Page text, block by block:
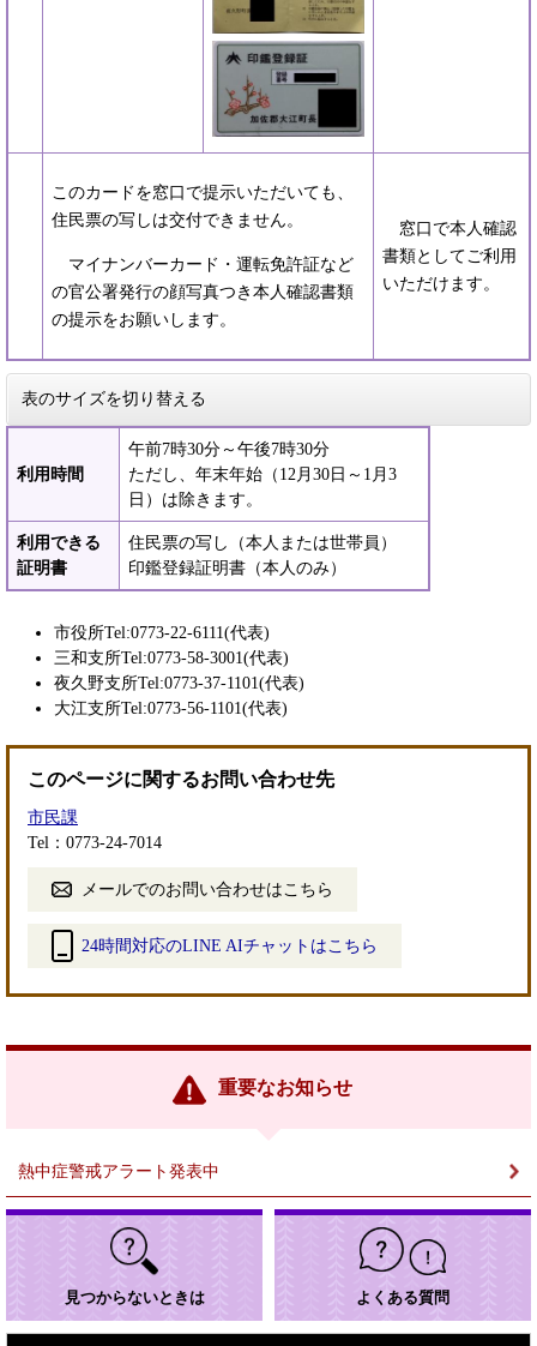
このカードを窓口で提示いただいても、
住民票の写しは交付できません。
マイナンバーカード・運転免許証など
の官公署発行の顔写真つき本人確認書類
の提示をお願いします。
窓口で本人確認
書類としてご利用
いただけます。
表のサイズを切り替える
利用時間
午前7時30分～午後7時30分
ただし、年末年始（12月30日～1月3
日）は除きます。
利用できる
証明書
住民票の写し（本人または世帯員）
印鑑登録証明書（本人のみ）
市役所Tel:0773-22-6111(代表)
三和支所Tel:0773-58-3001(代表)
夜久野支所Tel:0773-37-1101(代表)
大江支所Tel:0773-56-1101(代表)
このページに関するお問い合わせ先
市民課
Tel：0773-24-7014
メールでのお問い合わせはこちら
24時間対応のLINE AIチャットはこちら
リ
重要なお知らせ
熱中症警戒アラート発表中
見つからないときは よくある質問